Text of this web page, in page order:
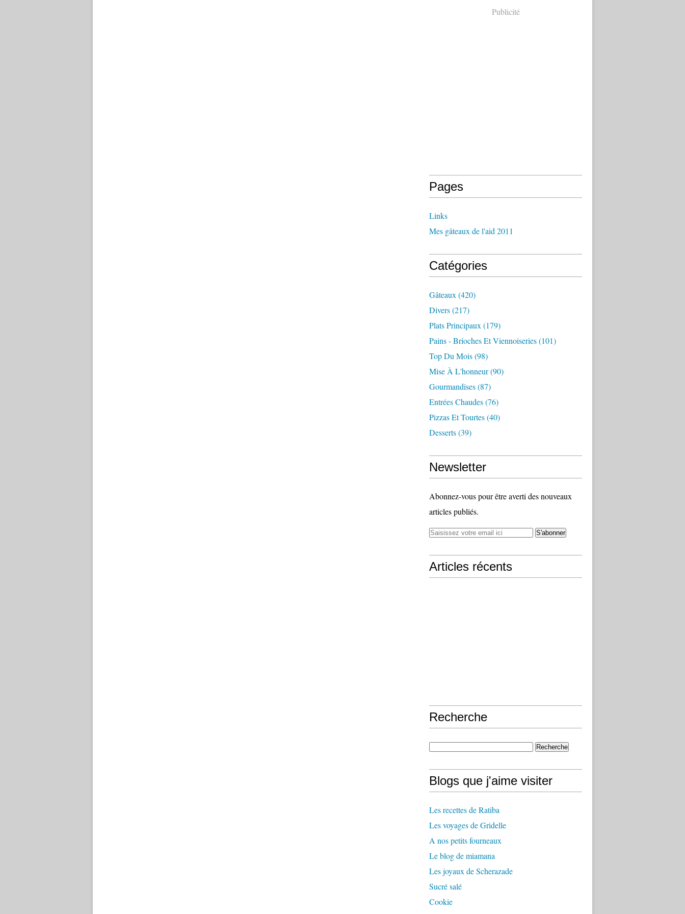
Publicité
Pages
Links
Mes gâteaux de l'aid 2011
Catégories
Gâteaux (420)
Divers(217)
Plats Principaux (179)
Pains - Brioches Et Viennoiseries(101)
Top Du Mois(98)
Mise À L'honneur(90)
Gourmandises(87)
Entrées Chaudes(76)
Pizzas Et Tourtes(40)
Desserts(39)
Newsletter
Abonnez-vous pour être averti des nouveaux
articles publiés.
Articles récents
Recherche
Blogs que j'aime visiter
Les recettes de Ratiba
Les voyages de Gridelle
A nos petits fourneaux
Le blog de miamana
Les joyaux de Scherazade
Sucré salé
Cookie